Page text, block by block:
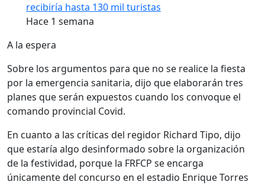
recibiría hasta 130 mil turistas
Hace 1 semana
A la espera
Sobre los argumentos para que no se realice la fiesta
por la emergencia sanitaria, dijo que elaborarán tres
planes que serán expuestos cuando los convoque el
comando provincial Covid.
En cuanto a las críticas del regidor Richard Tipo, dijo
que estaría algo desinformado sobre la organización
de la festividad, porque la FRFCP se encarga
únicamente del concurso en el estadio Enrique Torres